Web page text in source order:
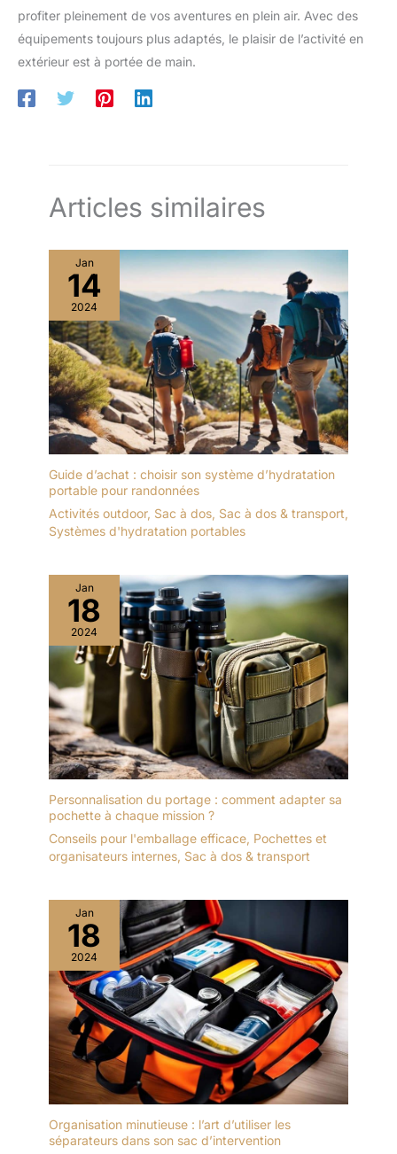
profiter pleinement de vos aventures en plein air. Avec des
équipements toujours plus adaptés, le plaisir de l’activité en
extérieur est à portée de main.
Articles similaires
Jan
14
2024
Guide d’achat : choisir son système d’hydratation
portable pour randonnées
Activités outdoor, Sac à dos, Sac à dos & transport,
Systèmes d'hydratation portables
Jan
18
2024
Personnalisation du portage : comment adapter sa
pochette à chaque mission ?
Conseils pour l'emballage efficace, Pochettes et
organisateurs internes, Sac à dos & transport
Jan
18
2024
Organisation minutieuse : l’art d’utiliser les
séparateurs dans son sac d’intervention